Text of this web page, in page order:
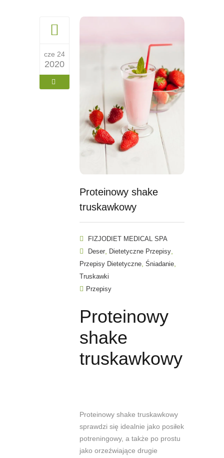
cze 24
2020
Proteinowy shake
truskawkowy
FIZJODIET MEDICAL SPA
Deser
Dietetyczne Przepisy
Przepisy Dietetyczne Śniadanie
Truskawki
Przepisy
Proteinowy
shake
truskawkowy
Proteinowy shake truskawkowy
sprawdzi się idealnie jako posiłek
potreningowy, a także po prostu
jako orzeźwiające drugie